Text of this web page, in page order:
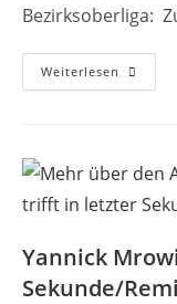
Bezirksoberliga:
Weiterlesen
Yannick
Sekunde/